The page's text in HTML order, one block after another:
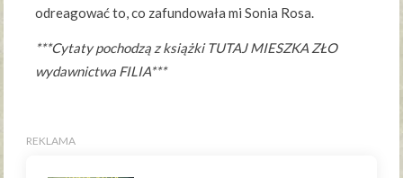
odreagować to, co zafundowała mi Sonia Rosa.
***Cytaty pochodzą z książki TUTAJ MIESZKA ZŁO
wydawnictwa FILIA***